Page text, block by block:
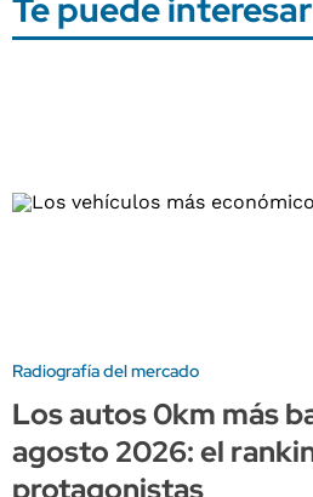
Radiografía del mercado
Los autos 0km más
agosto 2026: el
protagonistas